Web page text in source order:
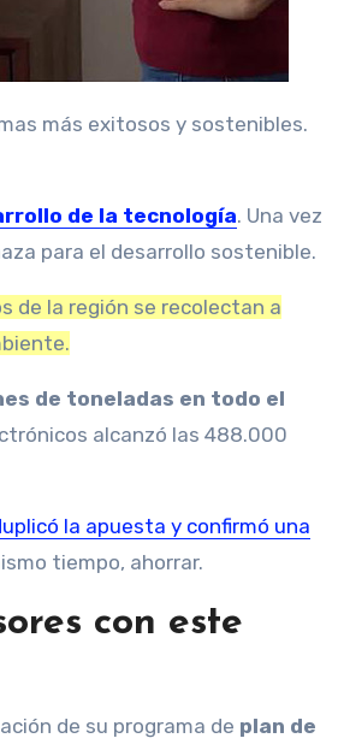
de la tecnología. Una vez
para el desarrollo sostenible.
de la región se recolectan a
de toneladas en todo el
alcanzó las 488.000
la apuesta y confirmó una
tiempo, ahorrar.
con este
de su programa de plan de